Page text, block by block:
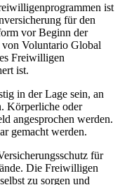
ist
für den
vor Beginn der
Voluntario Global
Freiwilligen
ist.
in der Lage sein, an
Körperliche oder
angesprochen werden.
gemacht werden.
für
Die Freiwilligen
zu sorgen und